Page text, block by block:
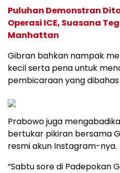
Puluhan Demonstran
Operasi ICE, Suasana
Manhattan
Gibran bahkan nampak
kecil serta pena untuk
pembicaraan yang dibahas
Prabowo juga
bertukar pikiran bersama
resmi akun Instagram-nya.
“Sabtu sore di Padepokan